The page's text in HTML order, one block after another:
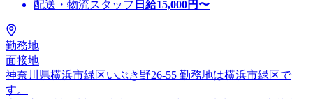
配送・物流スタッフ 日給15,000円〜
勤務地
面接地
神奈川県横浜市緑区いぶき野26-55 勤務地は横浜市緑区で
す。